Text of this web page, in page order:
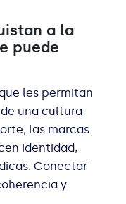
a la
puede
les permitan
una cultura
las marcas
identidad,
Conectar
y